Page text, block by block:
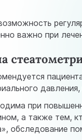
важно при
при
а также тем,
обследование